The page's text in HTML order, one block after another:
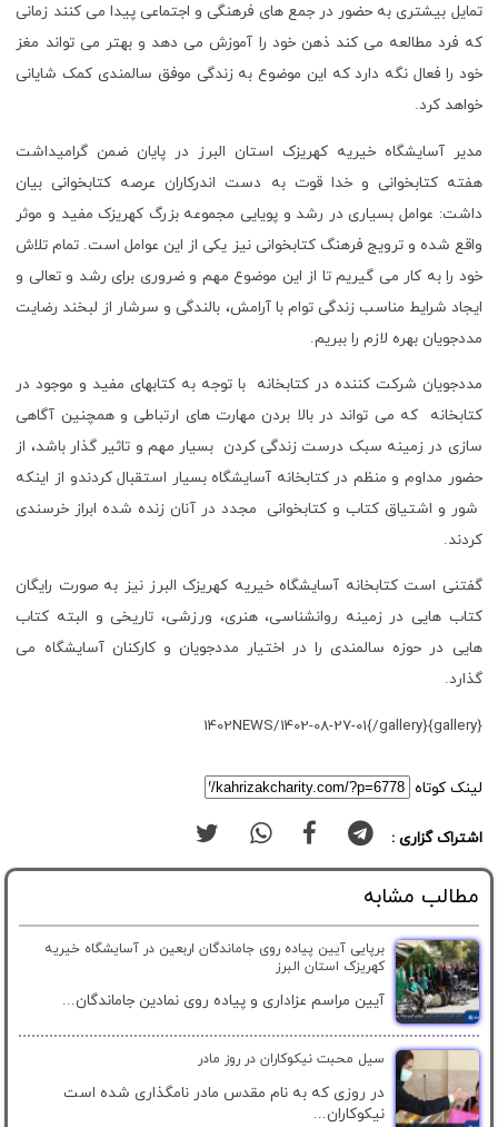
تمایل بیشتری به حضور در جمع های فرهنگی و اجتماعی پیدا می کنند زمانی
که فرد مطالعه می کند ذهن خود را آموزش می دهد و بهتر می تواند مغز
خود را فعال نگه دارد که این موضوع به زندگی موفق سالمندی کمک شایانی
خواهد کرد.
مدیر آسایشگاه خیریه کهریزک استان البرز در پایان ضمن گرامیداشت
هفته کتابخوانی و خدا قوت به دست اندرکاران عرصه کتابخوانی بیان
داشت: عوامل بسیاری در رشد و پویایی مجموعه بزرگ کهریزک مفید و موثر
واقع شده و ترویج فرهنگ کتابخوانی نیز یکی از این عوامل است. تمام تلاش
خود را به کار می گیریم تا از این موضوع مهم و ضروری برای رشد و تعالی و
ایجاد شرایط مناسب زندگی توام با آرامش، بالندگی و سرشار از لبخند رضایت
مددجویان بهره لازم را ببریم.
مددجویان شرکت کننده در کتابخانه با توجه به کتابهای مفید و موجود در
کتابخانه که می تواند در بالا بردن مهارت های ارتباطی و همچنین آگاهی
سازی در زمینه سبک درست زندگی کردن بسیار مهم و تاثیر گذار باشد، از
حضور مداوم و منظم در کتابخانه آسایشگاه بسیار استقبال کردندو از اینکه
شور و اشتیاق کتاب و کتابخوانی مجدد در آنان زنده شده ابراز خرسندی
کردند.
گفتنی است کتابخانه آسایشگاه خیریه کهریزک البرز نیز به صورت رایگان
کتاب هایی در زمینه روانشناسی، هنری، ورزشی، تاریخی و البته کتاب
هایی در حوزه سالمندی را در اختیار مددجویان و کارکنان آسایشگاه می
گذارد.
{gallery}1402NEWS/1402-08-27-01{/gallery}
لینک کوتاه
اشتراک گزاری :
مطالب مشابه
برپایی آیین پیاده روی جاماندگان اربعین در آسایشگاه خیریه
کهریزک استان البرز
آیین مراسم عزاداری و پیاده روی نمادین جاماندگان...
سیل محبت نیکوکاران در روز مادر
در روزی که به نام مقدس مادر نامگذاری شده است
نیکوکاران...